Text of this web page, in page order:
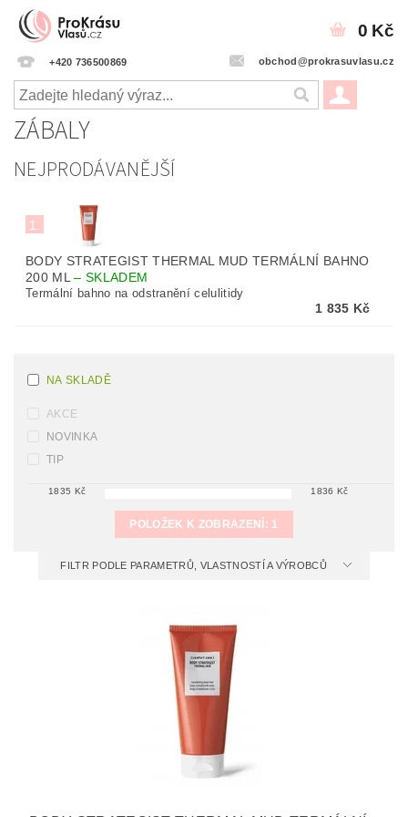
+420 736500869 obchod@prokrasuvlasu.cz
0 Kč
ZÁBALY
NEJPRODÁVANĚJŠÍ
1.
BODY STRATEGIST THERMAL MUD TERMÁLNÍ BAHNO
200 ML–SKLADEM
Termální bahno na odstranění celulitidy
1 835 Kč
NA SKLADĚ
AKCE
NOVINKA
TIP
1835 Kč 1836 Kč
POLOŽEK K ZOBRAZENÍ: 1
FILTR PODLE PARAMETRŮ, VLASTNOSTÍ A VÝROBCŮ